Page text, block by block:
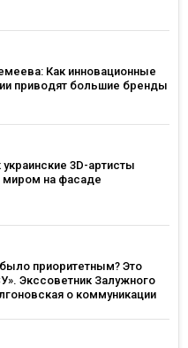
Как инновационные
приводят большие бренды
украинские 3D-артисты
миром на фасаде
приоритетным? Это
Экссоветник Залужного
о коммуникации